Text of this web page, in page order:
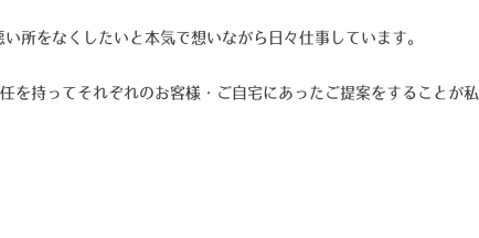
所をなくしたいと本気で想いながら日々仕事しています。
持ってそれぞれのお客様・ご自宅にあったご提案をすることが私